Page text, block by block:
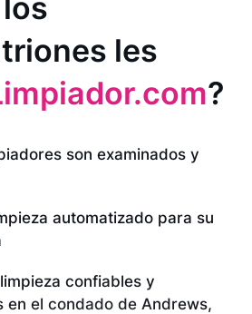
les
?
son examinados y
automatizado para su
confiables y
en el condado de Andrews,